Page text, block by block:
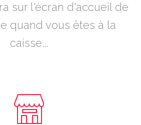
sur l'écran d'accueil de
quand vous êtes à la
caisse...